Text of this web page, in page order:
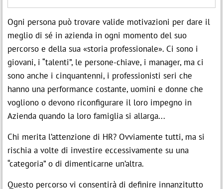
Ogni persona può trovare valide motivazioni per dare il
meglio di sé in azienda in ogni momento del suo
percorso e della sua «storia professionale». Ci sono i
giovani, i “talenti”, le persone-chiave, i manager, ma ci
sono anche i cinquantenni, i professionisti seri che
hanno una performance costante, uomini e donne che
vogliono o devono riconfigurare il loro impegno in
Azienda quando la loro famiglia si allarga...
Chi merita l’attenzione di HR? Ovviamente tutti, ma si
rischia a volte di investire eccessivamente su una
“categoria” o di dimenticarne un’altra.
Questo percorso vi consentirà di definire innanzitutto
Iscriviti
Modulo d'iscrizioneIT
Assago (MI)
p contatti@festo.com

cell +39 335 103 8822